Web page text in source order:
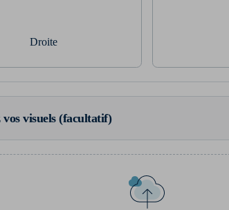
Droite
visuels (facultatif)